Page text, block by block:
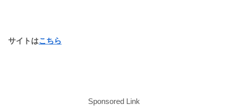
サイトはこちら
Sponsored Link